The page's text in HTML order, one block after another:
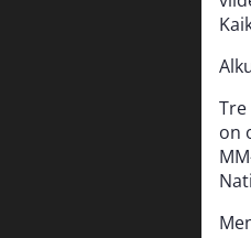
on